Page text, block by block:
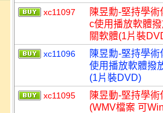
xc11097
陳昱勳-堅持學
c使用播放軟體
關軟體(1片裝
xc11096
陳昱勳-堅持學
使用播放軟體撥
(1片裝DVD)
xc11095
陳昱動-堅持學
(WMV檔案 可